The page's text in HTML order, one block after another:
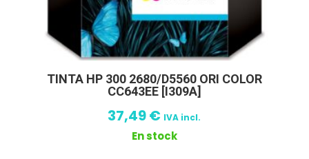
TINTA HP 300 2680/D5560 ORI COLOR
CC643EE [I309A]
37,49€ IVA incl.
En stock